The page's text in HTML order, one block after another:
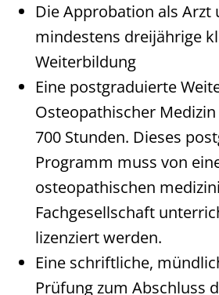
Die Approbation als Arzt
mindestens dreijährige
Weiterbildung
Eine postgraduierte
Osteopathischer
700 Stunden. Dieses
Programm muss von
osteopathischen
Fachgesellschaft
lizenziert werden.
Eine schriftliche,
Prüfung zum Abschluss